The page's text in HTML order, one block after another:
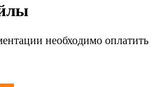
необходимо оплатить